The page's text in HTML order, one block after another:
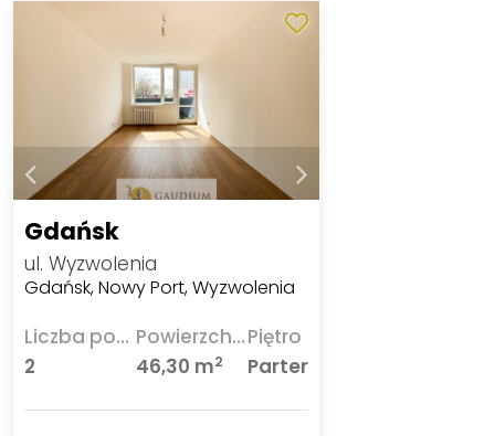
Gdańsk
ul. Wyzwolenia
Gdańsk, Nowy Port, Wyzwolenia
Liczba pokoi
2
Powierzchnia
46,30 m2
Piętro
Parter